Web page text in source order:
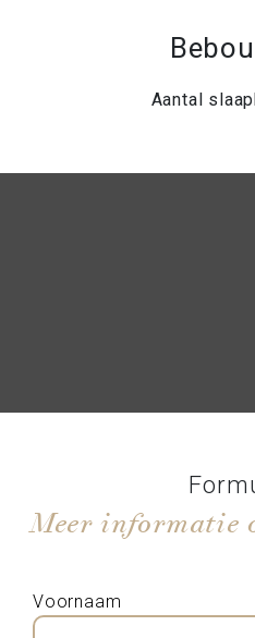
Aantal
Meer informatie
Voornaam